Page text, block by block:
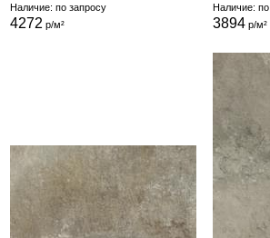
Наличие: по запросу
4272 р/м²
Наличие:
3894 р/м²